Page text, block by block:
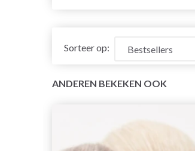
Sorteer op:
ANDEREN BEKEKEN OOK